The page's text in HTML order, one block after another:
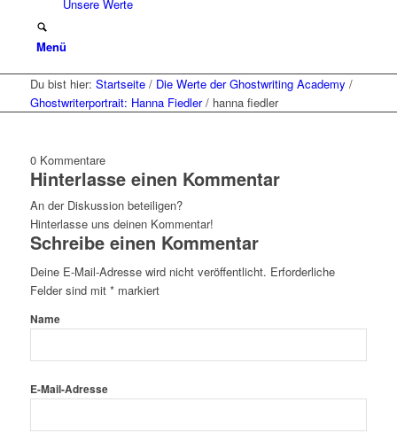
Unsere Werte
Menü
Du bist hier: Startseite / Die Werte der Ghostwriting Academy /
Ghostwriterportrait: Hanna Fiedler / hanna fiedler
0 Kommentare
Hinterlasse einen Kommentar
An der Diskussion beteiligen?
Hinterlasse uns deinen Kommentar!
Schreibe einen Kommentar
Deine E-Mail-Adresse wird nicht veröffentlicht. Erforderliche
Felder sind mit *markiert
Name
E-Mail-Adresse